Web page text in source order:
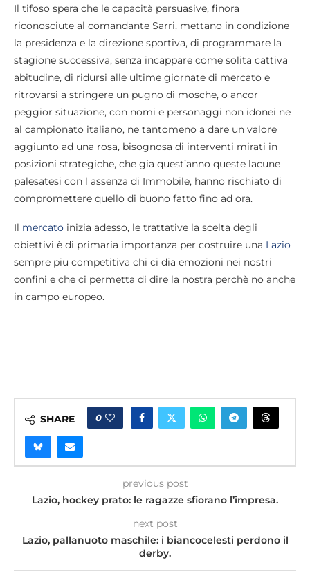
Il tifoso spera che le capacità persuasive, finora
riconosciute al comandante Sarri, mettano in condizione
la presidenza e la direzione sportiva, di programmare la
stagione successiva, senza incappare come solita cattiva
abitudine, di ridursi alle ultime giornate di mercato e
ritrovarsi a stringere un pugno di mosche, o ancor
peggior situazione, con nomi e personaggi non idonei ne
al campionato italiano, ne tantomeno a dare un valore
aggiunto ad una rosa, bisognosa di interventi mirati in
posizioni strategiche, che gia quest’anno queste lacune
palesatesi con l assenza di Immobile, hanno rischiato di
compromettere quello di buono fatto fino ad ora.
Il mercato inizia adesso, le trattative la scelta degli
obiettivi è di primaria importanza per costruire una Lazio
sempre piu competitiva chi ci dia emozioni nei nostri
confini e che ci permetta di dire la nostra perchè no anche
in campo europeo.
SHARE 0
previous post
Lazio, hockey prato: le ragazze sfiorano l’impresa.
next post
Lazio, pallanuoto maschile: i biancocelesti perdono il
derby.